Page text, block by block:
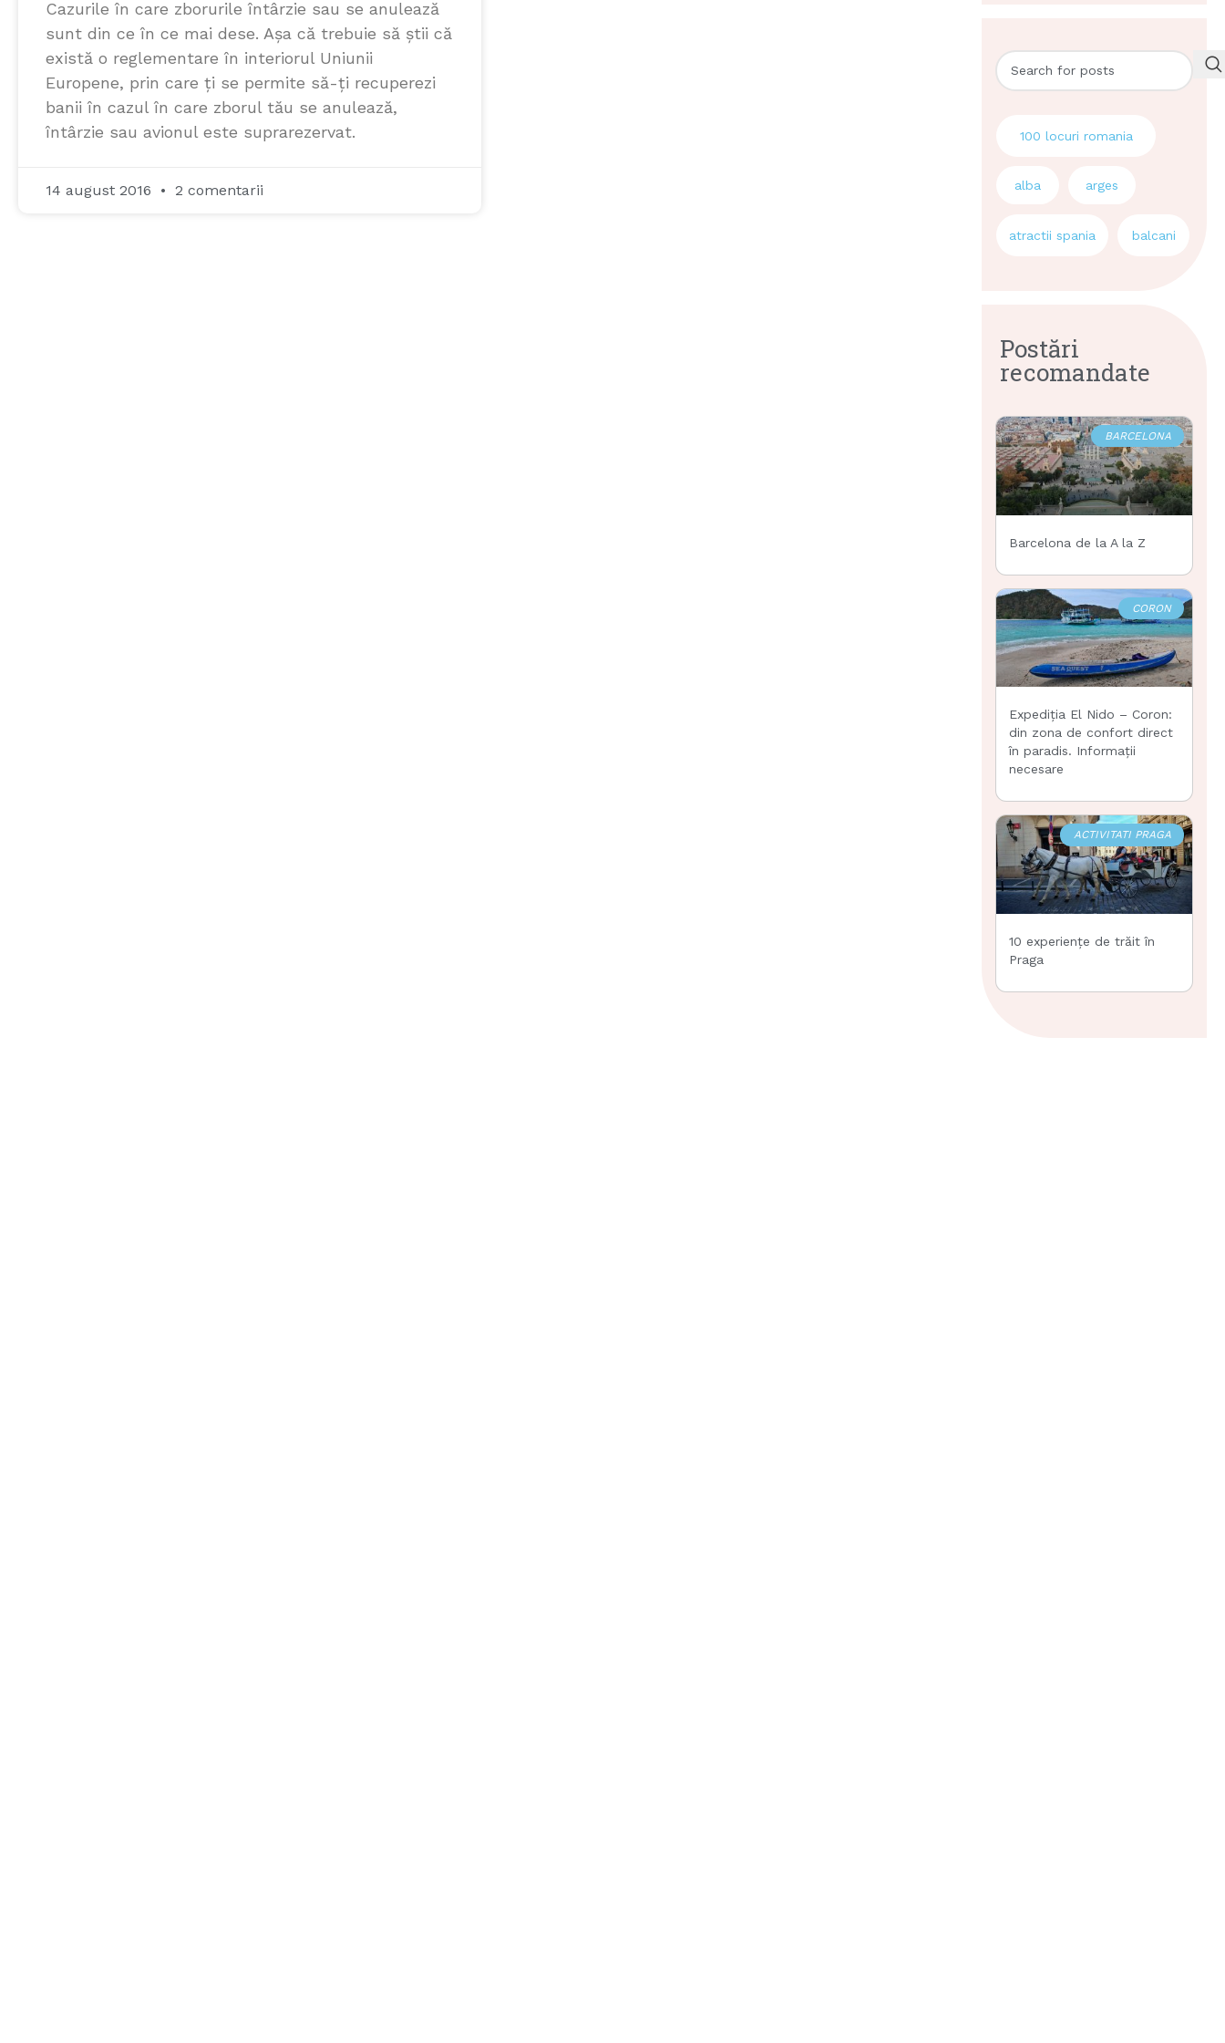
Cazurile în care zborurile întârzie sau se anulează
sunt din ce în ce mai dese. Așa că trebuie să știi că
există o reglementare în interiorul Uniunii
Europene, prin care ți se permite să-ți recuperezi
banii în cazul în care zborul tău se anulează,
întârzie sau avionul este suprarezervat.
14 august 2016 2 comentarii
100 locuri romania
alba arges
atractii spania balcani
Postări
recomandate
BARCELONA
Barcelona de la A la Z
CORON
Expediția El Nido – Coron:
din zona de confort direct
în paradis. Informații
necesare
ACTIVITATI PRAGA
10 experiențe de trăit în
Praga